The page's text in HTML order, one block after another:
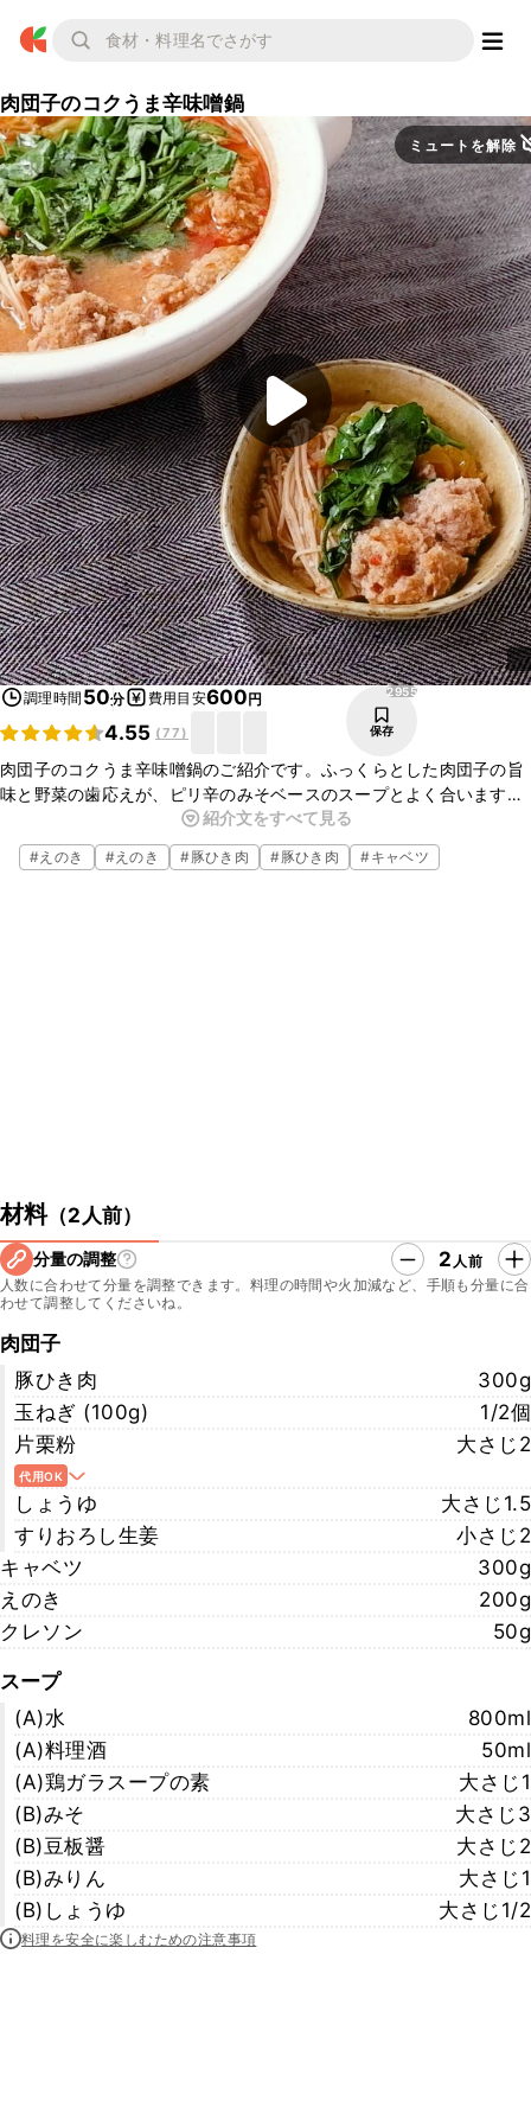
肉団子のコクうま辛味噌鍋
ミュートを解除
調理時間 50分 費用目安600円
4.55 (77)
2955
保存
肉団子のコクうま辛味噌鍋のご紹介です。ふっくらとした肉団子の旨
味と野菜の歯応えが、ピリ辛のみそベースのスープとよく合います。
お好みの肉や野菜等の具材を入れるとアレンジが広がりますよ。ぜひ
お試しくださいね。
紹介文をすべて見る
#えのき #えのき #豚ひき肉 #豚ひき肉 #キャベツ
材料（2人前）
分量の調整 2 人前
人数に合わせて分量を調整できます。料理の時間や火加減など、手順も分量に合
わせて調整してくださいね。
肉団子
豚ひき肉
300g
玉ねぎ (100g)
1/2個
片栗粉
大さじ2
代用OK
しょうゆ
大さじ1.5
すりおろし生姜
小さじ2
キャベツ
300g
えのき
200g
クレソン
50g
スープ
(A)水
800ml
(A)料理酒
50ml
(A)鶏ガラスープの素
大さじ1
(B)みそ
大さじ3
(B)豆板醤
大さじ2
(B)みりん
大さじ1
(B)しょうゆ
大さじ1/2
料理を安全に楽しむための注意事項